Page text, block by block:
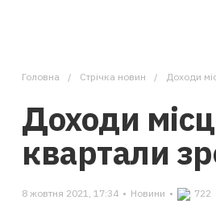
Головна Стрічка новин Доходи
Доходи
квартали
8 жовтня 2021, 17:34 • Новини • 722